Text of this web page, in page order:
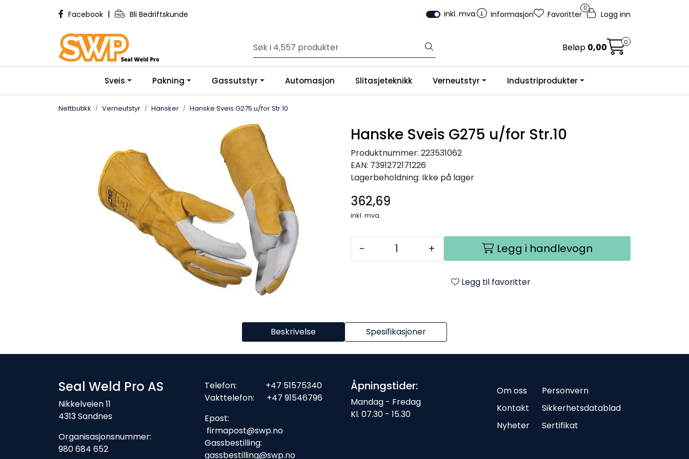
Facebook | Bli Bedriftskunde inkl. mva. Informasjon
0
Favoritter Logg inn
Beløp 0,00 0
Sveis Pakning Gassutstyr Automasjon Slitasjeteknikk Verneutstyr Industriprodukter
Nettbutikk Verneutstyr Hansker Hanske Sveis G275 u/for Str.10
Hanske Sveis G275 u/for Str.10
Produktnummer: 223531062
EAN: 7391272171226
Lagerbeholdning: Ikke på lager
362,69
inkl. mva.
- + Legg i handlevogn
Legg til favoritter
Beskrivelse Spesifikasjoner
Seal Weld Pro AS
Nikkelveien 11
4313 Sandnes
Organisasjonsnummer:
980 684 652
Telefon: +47 51575340
Vakttelefon: +47 91546796
Epost:
firmapost@swp.no
Gassbestilling:
gassbestilling@swp.no
Åpningstider:
Mandag - Fredag
Kl. 07.30 - 15.30
Om oss
Kontakt
Nyheter
Personvern
Sikkerhetsdatablad
Sertifikat